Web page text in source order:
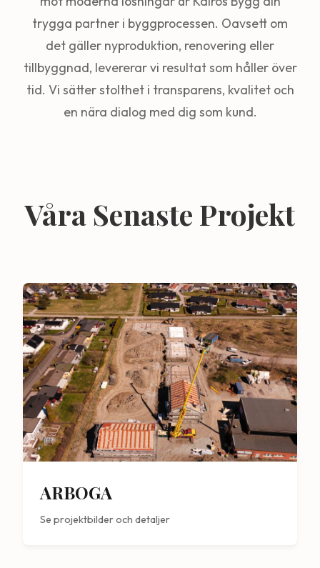
trygga partner i byggprocessen. Oavsett om
det gäller nyproduktion, renovering eller
tillbyggnad, levererar vi resultat som håller över
tid. Vi sätter stolthet i transparens, kvalitet och
en nära dialog med dig som kund.
Våra Senaste Projekt
ARBOGA
Se projektbilder och detaljer